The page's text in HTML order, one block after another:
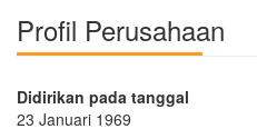
Profil Perusahaan
Didirikan pada tanggal
23 Januari 1969